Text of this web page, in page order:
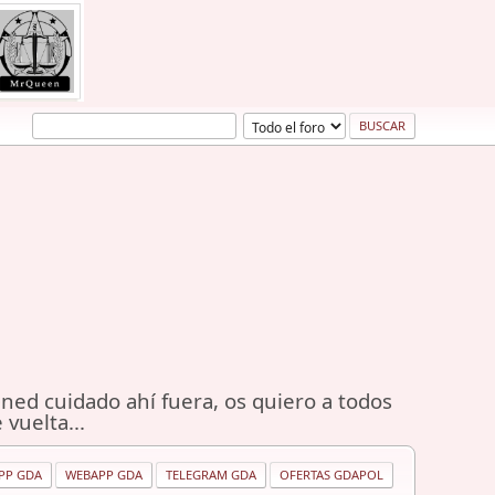
cuidado ahí fuera, os quiero a todos
vuelta...
GDA WEBAPP GDA TELEGRAM GDA OFERTAS GDAPOL